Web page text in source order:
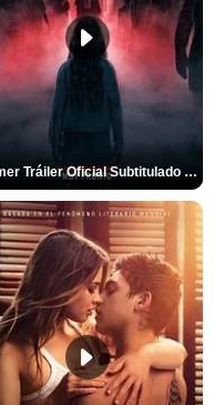
Primer Tráiler Oficial Subtitulado de 'La Noche Del Demonio: Están Entre Nosotros'